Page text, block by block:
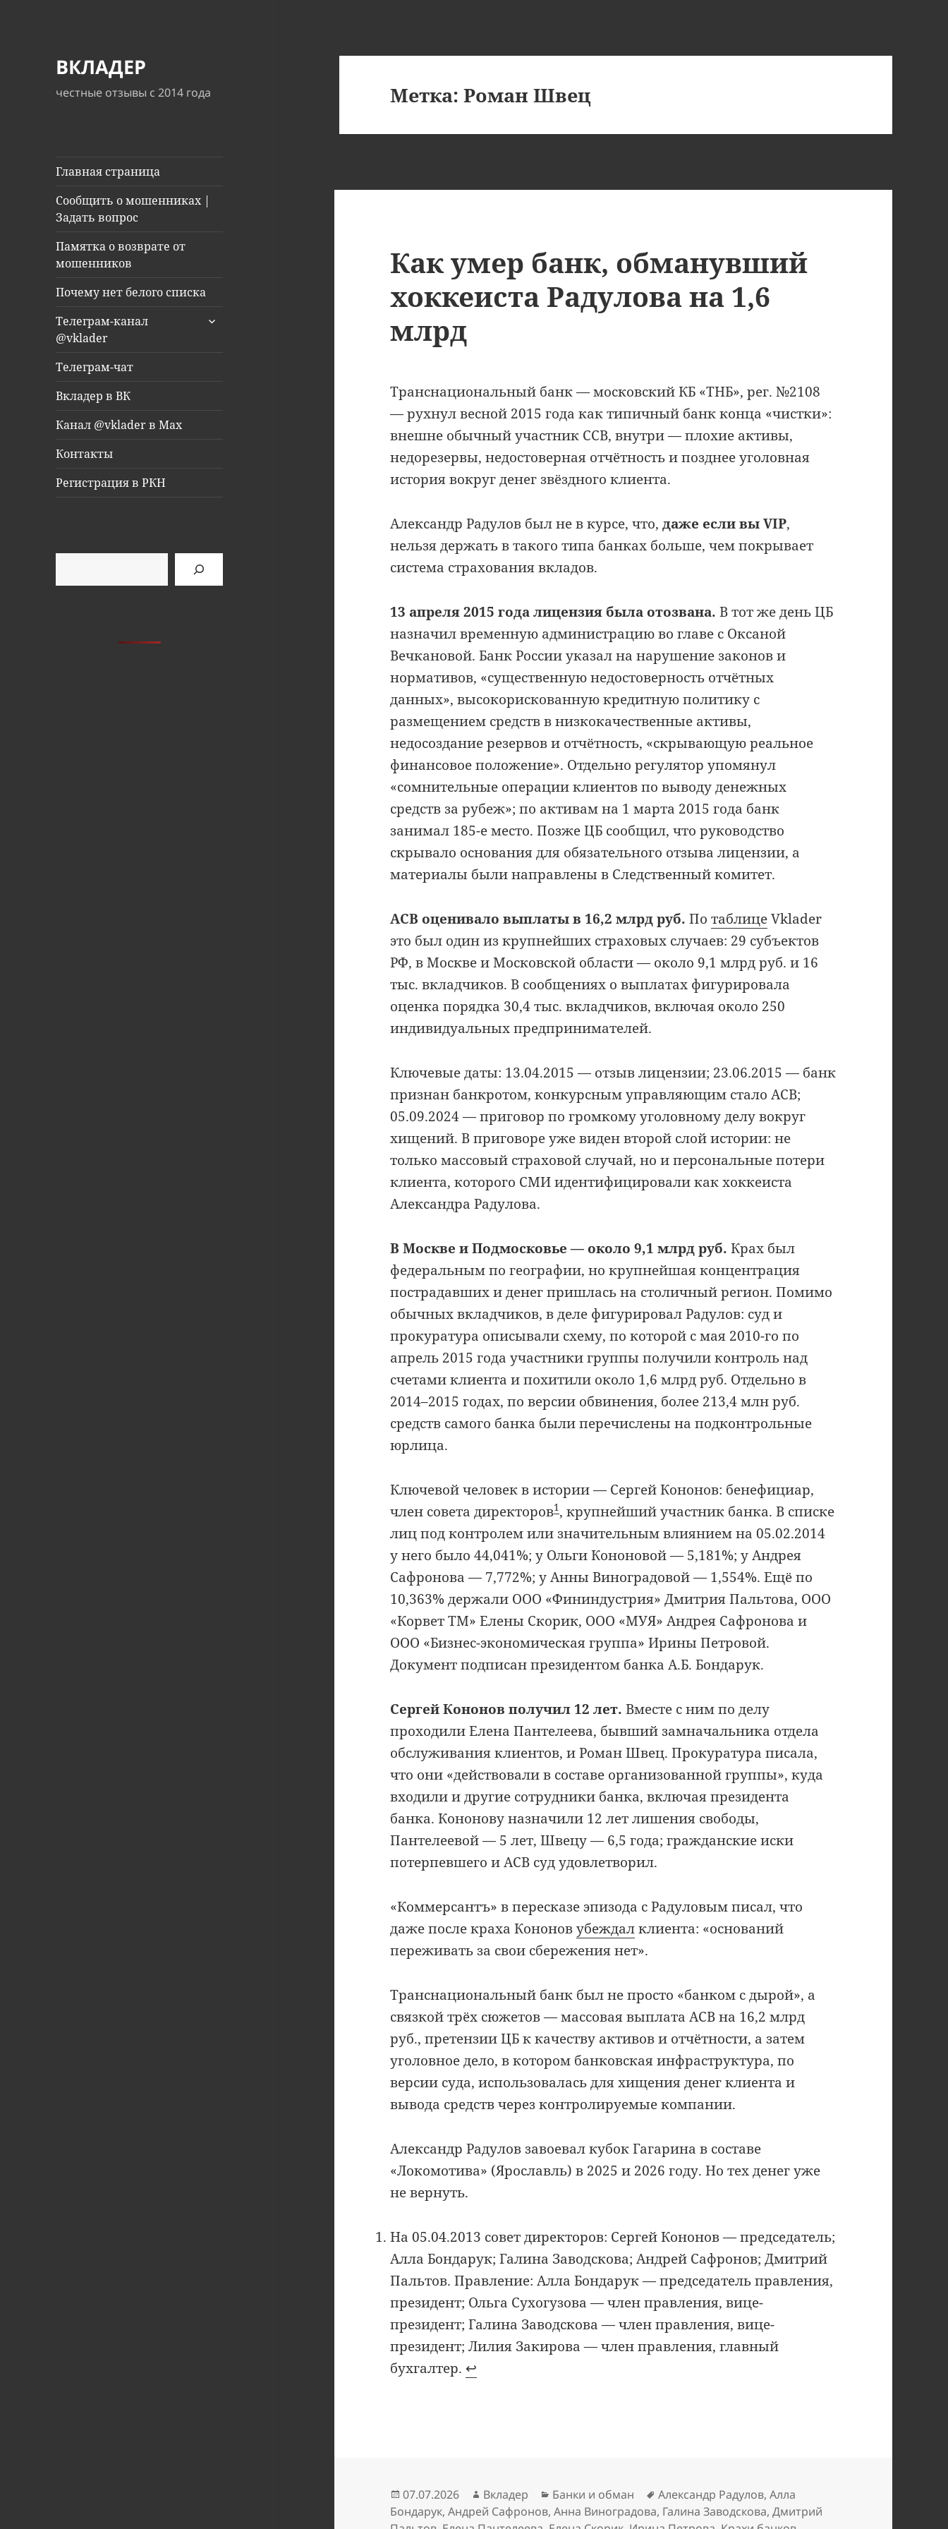
ВКЛАДЕР
честные отзывы с 2014 года
Главная страница
Сообщить о мошенниках |
Задать вопрос
Памятка о возврате от
мошенников
Почему нет белого списка
Телеграм-канал
@vklader
раскрыть
Телеграм-чат
Вкладер в ВК
Канал @vklader в Max
Контакты
Регистрация в РКН
Метка:Роман Швец
Как умер банк, обманувший
хоккеиста Радулова на 1,6
млрд
Транснациональный банк — московский КБ «ТНБ», рег. №2108
— рухнул весной 2015 года как типичный банк конца «чистки»:
внешне обычный участник ССВ, внутри — плохие активы,
недорезервы, недостоверная отчётность и позднее уголовная
история вокруг денег звёздного клиента.
Александр Радулов был не в курсе, что,даже если вы VIP,
нельзя держать в такого типа банках больше, чем покрывает
система страхования вкладов.
13 апреля 2015 года лицензия была отозвана. В тот же день ЦБ
назначил временную администрацию во главе с Оксаной
Вечкановой. Банк России указал на нарушение законов и
нормативов, «существенную недостоверность отчётных
данных», высокорискованную кредитную политику с
размещением средств в низкокачественные активы,
недосоздание резервов и отчётность, «скрывающую реальное
финансовое положение». Отдельно регулятор упомянул
«сомнительные операции клиентов по выводу денежных
средств за рубеж»; по активам на 1 марта 2015 года банк
занимал 185-е место. Позже ЦБ сообщил, что руководство
скрывало основания для обязательного отзыва лицензии, а
материалы были направлены в Следственный комитет.
АСВ оценивало выплаты в 16,2 млрд руб. ПотаблицеVklader
это был один из крупнейших страховых случаев: 29 субъектов
РФ, в Москве и Московской области — около 9,1 млрд руб. и 16
тыс. вкладчиков. В сообщениях о выплатах фигурировала
оценка порядка 30,4 тыс. вкладчиков, включая около 250
индивидуальных предпринимателей.
Ключевые даты: 13.04.2015 — отзыв лицензии; 23.06.2015 — банк
признан банкротом, конкурсным управляющим стало АСВ;
05.09.2024 — приговор по громкому уголовному делу вокруг
хищений. В приговоре уже виден второй слой истории: не
только массовый страховой случай, но и персональные потери
клиента, которого СМИ идентифицировали как хоккеиста
Александра Радулова.
В Москве и Подмосковье — около 9,1 млрд руб. Крах был
федеральным по географии, но крупнейшая концентрация
пострадавших и денег пришлась на столичный регион. Помимо
обычных вкладчиков, в деле фигурировал Радулов: суд и
прокуратура описывали схему, по которой с мая 2010-го по
апрель 2015 года участники группы получили контроль над
счетами клиента и похитили около 1,6 млрд руб. Отдельно в
2014–2015 годах, по версии обвинения, более 213,4 млн руб.
средств самого банка были перечислены на подконтрольные
юрлица.
Ключевой человек в истории — Сергей Кононов: бенефициар,
член совета директоров1, крупнейший участник банка. В списке
лиц под контролем или значительным влиянием на 05.02.2014
у него было 44,041%; у Ольги Кононовой — 5,181%; у Андрея
Сафронова — 7,772%; у Анны Виноградовой — 1,554%. Ещё по
10,363% держали ООО «Фининдустрия» Дмитрия Пальтова, ООО
«Корвет ТМ» Елены Скорик, ООО «МУЯ» Андрея Сафронова и
ООО «Бизнес-экономическая группа» Ирины Петровой.
Документ подписан президентом банка А.Б. Бондарук.
Сергей Кононов получил 12 лет. Вместе с ним по делу
проходили Елена Пантелеева, бывший замначальника отдела
обслуживания клиентов, и Роман Швец. Прокуратура писала,
что они «действовали в составе организованной группы», куда
входили и другие сотрудники банка, включая президента
банка. Кононову назначили 12 лет лишения свободы,
Пантелеевой — 5 лет, Швецу — 6,5 года; гражданские иски
потерпевшего и АСВ суд удовлетворил.
«Коммерсантъ» в пересказе эпизода с Радуловым писал, что
даже после краха Кононовубеждалклиента: «оснований
переживать за свои сбережения нет».
Транснациональный банк был не просто «банком с дырой», а
связкой трёх сюжетов — массовая выплата АСВ на 16,2 млрд
руб., претензии ЦБ к качеству активов и отчётности, а затем
уголовное дело, в котором банковская инфраструктура, по
версии суда, использовалась для хищения денег клиента и
вывода средств через контролируемые компании.
Александр Радулов завоевал кубок Гагарина в составе
«Локомотива» (Ярославль) в 2025 и 2026 году. Но тех денег уже
не вернуть.
На 05.04.2013 совет директоров: Сергей Кононов — председатель;
Алла Бондарук; Галина Заводскова; Андрей Сафронов; Дмитрий
Пальтов. Правление: Алла Бондарук — председатель правления,
президент; Ольга Сухогузова — член правления, вице-
президент; Галина Заводскова — член правления, вице-
президент; Лилия Закирова — член правления, главный
бухгалтер. ↩︎
Опубликовано
07.07.2026 Автор
Вкладер Рубрики
Банки и обман Метки
Александр Радулов,Алла
Бондарук,Андрей Сафронов,Анна Виноградова, Галина Заводскова,Дмитрий